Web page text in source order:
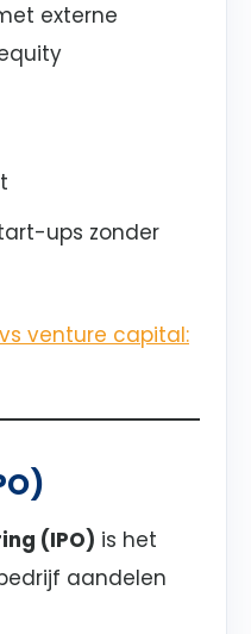
externe
ups zonder
venture capital:
(IPO) is het
aandelen